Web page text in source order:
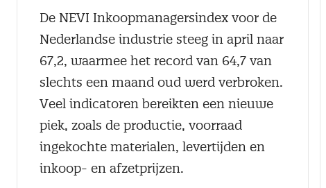
De NEVI Inkoopmanagersindex voor de
Nederlandse industrie steeg in april naar
67,2, waarmee het record van 64,7 van
slechts een maand oud werd verbroken.
Veel indicatoren bereikten een nieuwe
piek, zoals de productie, voorraad
ingekochte materialen, levertijden en
inkoop- en afzetprijzen.